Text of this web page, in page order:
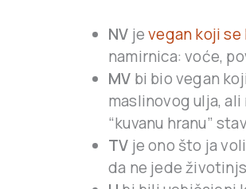
NV jevegan koji
namirnica: voće,
MV bi bio vegan
maslinovog ulja,
“kuvanu hranu”
TV je ono što ja
da ne jede